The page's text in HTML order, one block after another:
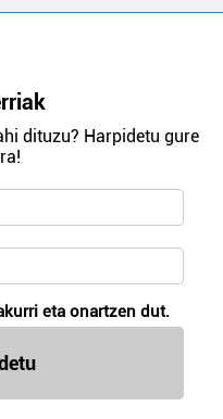
dituzu? Harpidetu gure
eta onartzen dut.